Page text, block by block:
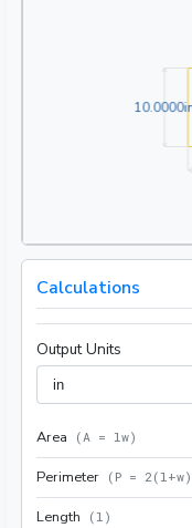
10.0000
Calculations
Output Units
Area ( A = lw)
Perimeter ( P = 2(l+w)
Length ( l )